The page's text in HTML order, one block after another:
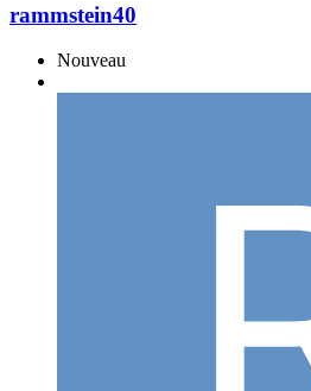
rammstein40
Nouveau